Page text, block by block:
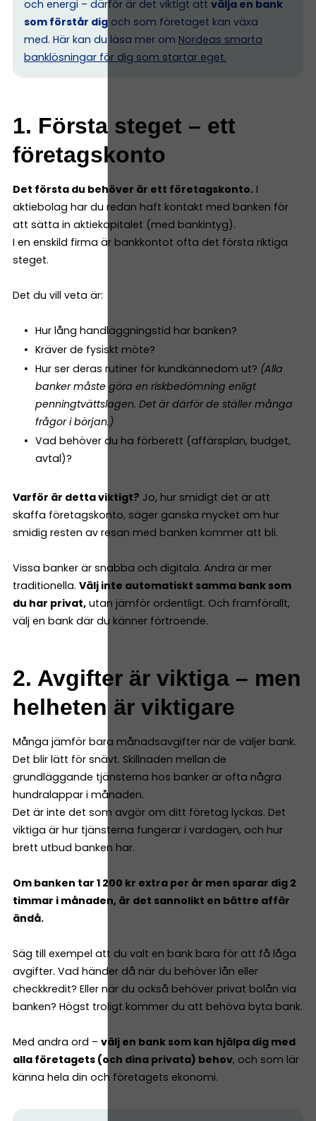
och energi – därför är det viktigt att välja en bank
som förstår dig och som företaget kan växa
med. Här kan du läsa mer om Nordeas smarta
banklösningar för dig som startar eget.
1. Första steget – ett
företagskonto
Det första du behöver är ett företagskonto. I
aktiebolag har du redan haft kontakt med banken för
att sätta in aktiekapitalet (med bankintyg).
I en enskild firma är bankkontot ofta det första riktiga
steget.
Det du vill veta är:
Hur lång handläggningstid har banken?
Kräver de fysiskt möte?
Hur ser deras rutiner för kundkännedom ut? (Alla
banker måste göra en riskbedömning enligt
penningtvättslagen. Det är därför de ställer många
frågor i början.)
Vad behöver du ha förberett (affärsplan, budget,
avtal)?
Varför är detta viktigt? Jo, hur smidigt det är att
skaffa företagskonto, säger ganska mycket om hur
smidig resten av resan med banken kommer att bli.
Vissa banker är snabba och digitala. Andra är mer
traditionella. Välj inte automatiskt samma bank som
du har privat, utan jämför ordentligt. Och framförallt,
välj en bank där du känner förtroende.
2. Avgifter är viktiga – men
helheten är viktigare
Många jämför bara månadsavgifter när de väljer bank.
Det blir lätt för snävt. Skillnaden mellan de
grundläggande tjänsterna hos banker är ofta några
hundralappar i månaden.
Det är inte det som avgör om ditt företag lyckas. Det
viktiga är hur tjänsterna fungerar i vardagen, och hur
brett utbud banken har.
Om banken tar 1 200 kr extra per år men sparar dig 2
timmar i månaden, är det sannolikt en bättre affär
ändå.
Säg till exempel att du valt en bank bara för att få låga
avgifter. Vad händer då när du behöver lån eller
checkkredit? Eller när du också behöver privat bolån via
banken? Högst troligt kommer du att behöva byta bank.
Med andra ord – välj en bank som kan hjälpa dig med
alla företagets (och dina privata) behov, och som lär
känna hela din och företagets ekonomi.